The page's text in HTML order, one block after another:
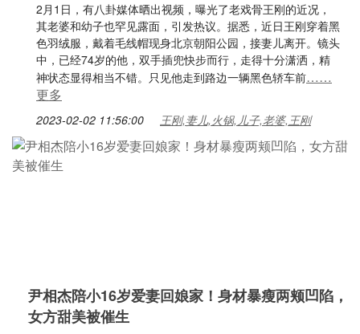
2月1日，有八卦媒体晒出视频，曝光了老戏骨王刚的近况，
其老婆和幼子也罕见露面，引发热议。据悉，近日王刚穿着黑
色羽绒服，戴着毛线帽现身北京朝阳公园，接妻儿离开。镜头
中，已经74岁的他，双手插兜快步而行，走得十分潇洒，精
神状态显得相当不错。只见他走到路边一辆黑色轿车前……
更多
2023-02-02 11:56:00 王刚,妻儿,火锅,儿子,老婆,王刚
尹相杰陪小16岁爱妻回娘家！身材暴瘦两颊凹陷，
女方甜美被催生